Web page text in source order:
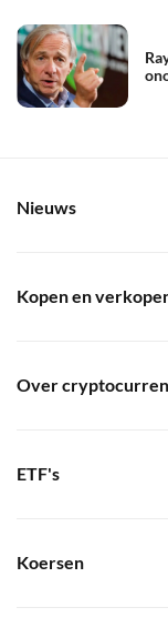
Nieuws
Kopen en
Over
ETF's
Koersen